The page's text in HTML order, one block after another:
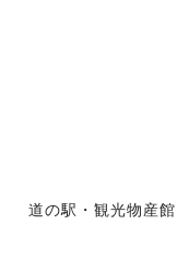
道の駅・観光物産館